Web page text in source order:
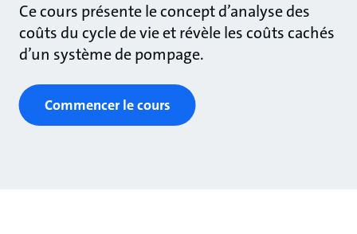
Ce cours présente le concept d’analyse des
coûts du cycle de vie et révèle les coûts cachés
d’un système de pompage.
Commencer le cours